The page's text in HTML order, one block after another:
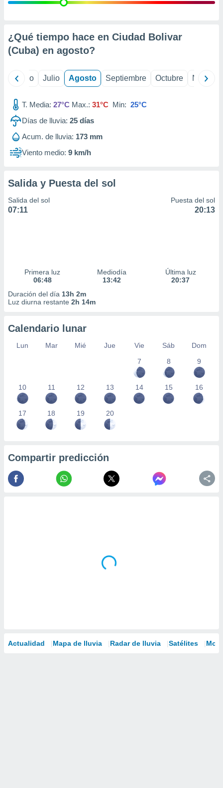
e
mediante
publicidad
de
1199
¿Qué tiempo hace en Ciudad Bolivar
(Cuba) en agosto?
Junio Julio Agosto Septiembre Octubre
T. Media: 27°C Max.: 31°C Min: 25°C
Días de lluvia: 25 días
Acum. de lluvia: 173 mm
Viento medio: 9 km/h
Salida y Puesta del sol
Salida del sol
07:11
Puesta del sol
20:13
Primera luz
06:48
Mediodía
13:42
Última luz
20:37
Duración del día 13h 2m
Luz diurna restante 2h 14m
Calendario lunar
Lun Mar Mié Jue Vie Sáb
Dom
7
8 9
10 11 12 13 14 15 16
17 18 19 20
Compartir predicción
Actualidad Mapa de lluvia Radar de lluvia Satélites